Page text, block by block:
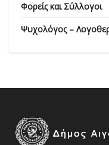
Φορείς και Σύλλογοι
Ψυχολόγος –